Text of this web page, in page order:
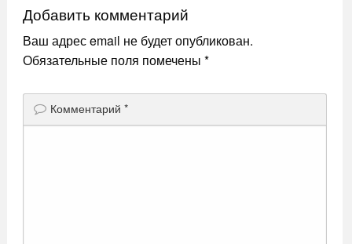
Добавить комментарий
Ваш адрес email не будет опубликован.
Обязательные поля помечены *
Комментарий *